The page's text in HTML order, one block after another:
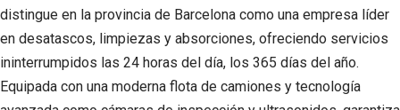
distingue en la provincia de Barcelona como una empresa líder
en desatascos, limpiezas y absorciones, ofreciendo servicios
ininterrumpidos las 24 horas del día, los 365 días del año.
Equipada con una moderna flota de camiones y tecnología